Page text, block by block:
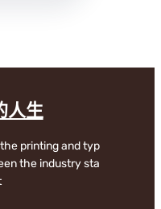
人生
printing and typ
the industry sta